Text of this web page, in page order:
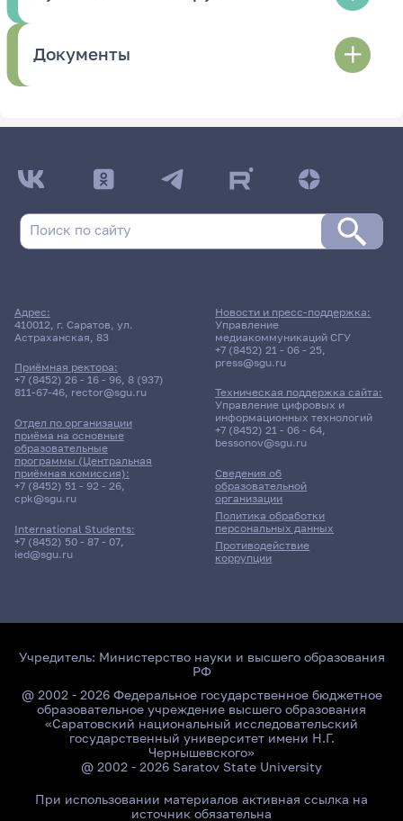
Документы
Адрес:
410012, г. Саратов, ул.
Астраханская, 83
Приёмная ректора:
+7 (8452) 26 - 16 - 96, 8 (937)
811-67-46, rector@sgu.ru
Отдел по организации
приёма на основные
образовательные
программы (Центральная
приёмная комиссия):
+7 (8452) 51 - 92 - 26,
cpk@sgu.ru
International Students:
+7 (8452) 50 - 87 - 07,
ied@sgu.ru
Сведения об
образовательной
организации
Политика обработки
персональных данных
Противодействие
коррупции
Новости и пресс-поддержка:
Управление
медиакоммуникаций СГУ
+7 (8452) 21 - 06 - 25,
press@sgu.ru
Техническая поддержка сайта:
Управление цифровых и
информационных технологий
+7 (8452) 21 - 06 - 64,
bessonov@sgu.ru
Учредитель: Министерство науки и высшего образования
РФ
@ 2002 - 2026 Федеральное государственное бюджетное
образовательное учреждение высшего образования
«Саратовский национальный исследовательский
государственный университет имени Н.Г.
Чернышевского»
@ 2002 - 2026 Saratov State University
При использовании материалов активная ссылка на
источник обязательна